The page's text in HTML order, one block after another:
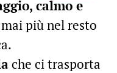
calmo e
più nel resto
che ci trasporta